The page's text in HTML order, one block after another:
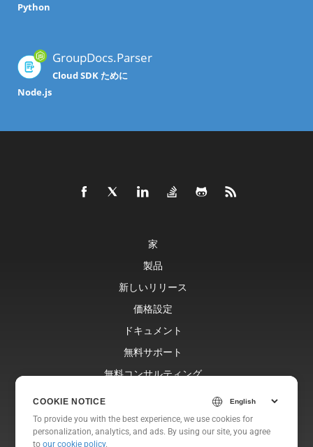
Python
GroupDocs.Parser
Cloud SDK ために
Node.js
家
製品
新しいリリース
価格設定
ドキュメント
無料サポート
無料コンサルティング
ウェブサイト
約
COOKIE NOTICE
To provide you with the best experience, we use cookies for
personalization, analytics, and ads. By using our site, you agree
toour cookie policy.